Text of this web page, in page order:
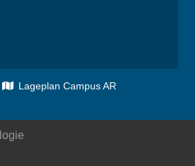
Lageplan Campus AR